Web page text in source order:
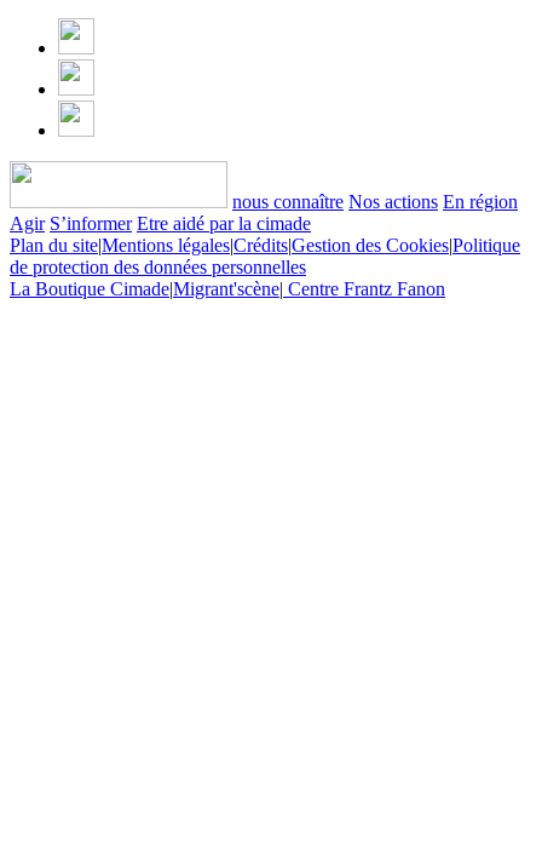
nous connaître Nos actions En région
Agir S’informer Etre aidé par la cimade
Plan du siteMentions légalesCréditsGestion des CookiesPolitique
de protection des données personnelles
La Boutique CimadeMigrant'scène Centre Frantz Fanon